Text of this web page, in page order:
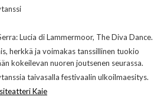
Lucia di Lammermoor, The Diva Dance.
herkkä ja voimakas tanssillinen tuokio
kokeilevan nuoren joutsenen seurassa.
taivasalla festivaalin ulkoilmaesitys.
Kaie